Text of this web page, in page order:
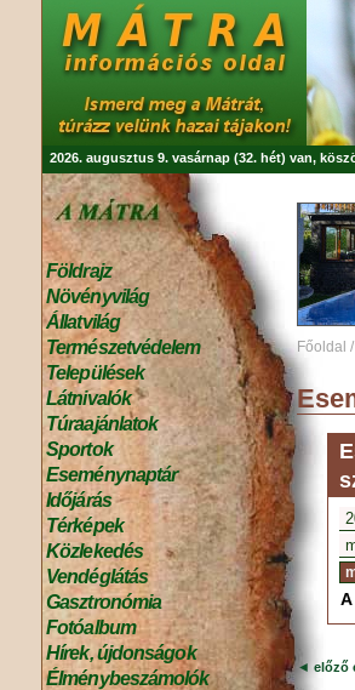
2026. augusztus 9. vasárnap (32. hét) van,
Földrajz
Növényvilág
Állatvilág
Természetvédelem
Települések
Látnivalók
Túraajánlatok
Sportok
Eseménynaptár
Időjárás
Térképek
Közlekedés
Vendéglátás
Gasztronómia
Fotóalbum
Hírek, újdonságok
Élménybeszámolók
Főoldal /
◄ előző